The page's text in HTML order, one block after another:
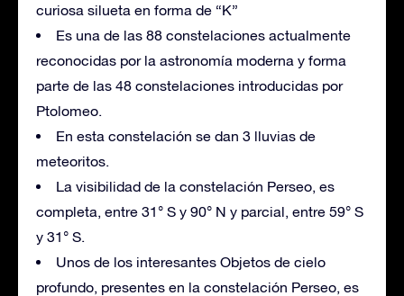
curiosa silueta en forma de “K”
Es una de las 88 constelaciones actualmente
reconocidas por la astronomía moderna y forma
parte de las 48 constelaciones introducidas por
Ptolomeo.
En esta constelación se dan 3 lluvias de
meteoritos.
La visibilidad de la constelación Perseo, es
completa, entre 31° S y 90° N y parcial, entre 59° S
y 31° S.
Unos de los interesantes Objetos de cielo
profundo, presentes en la constelación Perseo, es